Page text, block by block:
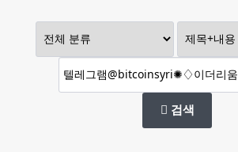
검색